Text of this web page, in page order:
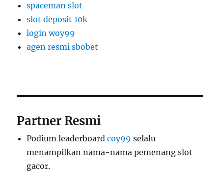
spaceman slot
slot deposit 10k
login woy99
agen resmi sbobet
Partner Resmi
Podium leaderboardcoy99 selalu
menampilkan nama-nama pemenang slot
gacor.